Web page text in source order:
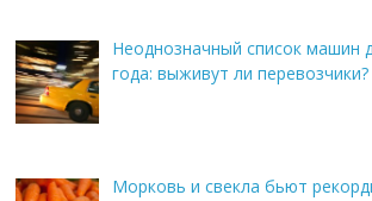
Неоднозначный список машин
года: выживут ли перевозчики?
Морковь и свекла бьют